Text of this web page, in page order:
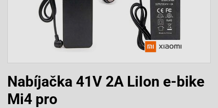
Nabíjačka 41V 2A LiIon e-bike
Mi4 pro